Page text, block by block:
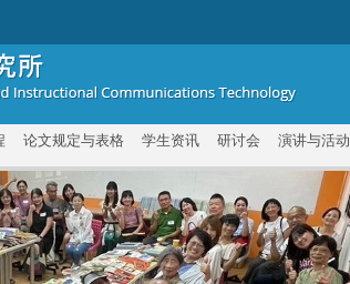
论文规定与表格 学生资讯 研讨会 演讲与活动